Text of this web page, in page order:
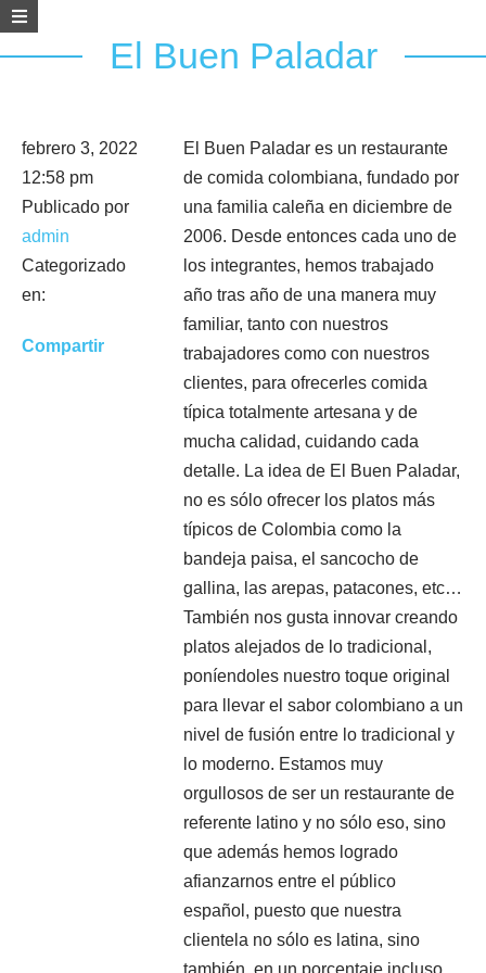
El Buen Paladar
febrero 3, 2022
12:58 pm
Publicado por
admin
Categorizado
en:
Compartir
El Buen Paladar es un restaurante
de comida colombiana, fundado por
una familia caleña en diciembre de
2006. Desde entonces cada uno de
los integrantes, hemos trabajado
año tras año de una manera muy
familiar, tanto con nuestros
trabajadores como con nuestros
clientes, para ofrecerles comida
típica totalmente artesana y de
mucha calidad, cuidando cada
detalle. La idea de El Buen Paladar,
no es sólo ofrecer los platos más
típicos de Colombia como la
bandeja paisa, el sancocho de
gallina, las arepas, patacones, etc…
También nos gusta innovar creando
platos alejados de lo tradicional,
poníendoles nuestro toque original
para llevar el sabor colombiano a un
nivel de fusión entre lo tradicional y
lo moderno. Estamos muy
orgullosos de ser un restaurante de
referente latino y no sólo eso, sino
que además hemos logrado
afianzarnos entre el público
español, puesto que nuestra
clientela no sólo es latina, sino
también, en un porcentaje incluso